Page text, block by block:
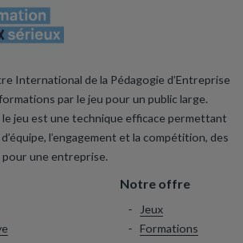
International de la Pédagogie d’Entreprise
par le jeu pour un public large.
jeu est une technique efficace permettant
l’engagement et la compétition, des
une entreprise.
Notre offre
Jeux
Formations